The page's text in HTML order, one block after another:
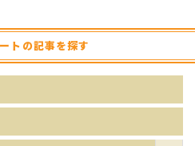
トの記事を探す